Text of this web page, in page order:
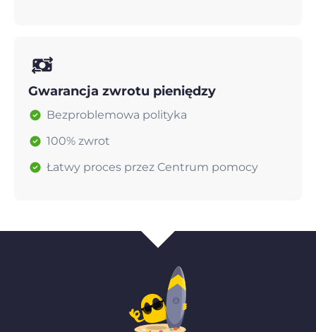
Gwarancja zwrotu pieniędzy
Bezproblemowa polityka
100% zwrot
Łatwy proces przez Centrum pomocy